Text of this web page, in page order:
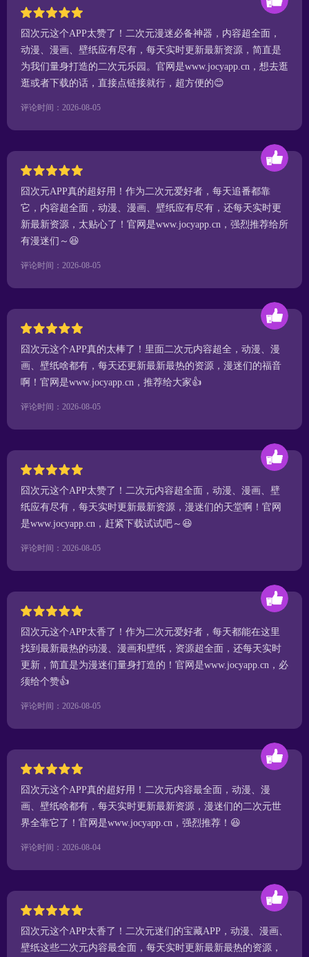
囧次元这个APP太赞了！二次元漫迷必备神器，内容超全面，
动漫、漫画、壁纸应有尽有，每天实时更新最新资源，简直是
为我们量身打造的二次元乐园。官网是www.jocyapp.cn，想去逛
逛或者下载的话，直接点链接就行，超方便的😊
评论时间：2026-08-05
囧次元APP真的超好用！作为二次元爱好者，每天追番都靠
它，内容超全面，动漫、漫画、壁纸应有尽有，还每天实时更
新最新资源，太贴心了！官网是www.jocyapp.cn，强烈推荐给所
有漫迷们～😆
评论时间：2026-08-05
囧次元这个APP真的太棒了！里面二次元内容超全，动漫、漫
画、壁纸啥都有，每天还更新最新最热的资源，漫迷们的福音
啊！官网是www.jocyapp.cn，推荐给大家👍
评论时间：2026-08-05
囧次元这个APP太赞了！二次元内容超全面，动漫、漫画、壁
纸应有尽有，每天实时更新最新资源，漫迷们的天堂啊！官网
是www.jocyapp.cn，赶紧下载试试吧～😆
评论时间：2026-08-05
囧次元这个APP太香了！作为二次元爱好者，每天都能在这里
找到最新最热的动漫、漫画和壁纸，资源超全面，还每天实时
更新，简直是为漫迷们量身打造的！官网是www.jocyapp.cn，必
须给个赞👍
评论时间：2026-08-05
囧次元这个APP真的超好用！二次元内容最全面，动漫、漫
画、壁纸啥都有，每天实时更新最新资源，漫迷们的二次元世
界全靠它了！官网是www.jocyapp.cn，强烈推荐！😆
评论时间：2026-08-04
囧次元这个APP太香了！二次元迷们的宝藏APP，动漫、漫画、
壁纸这些二次元内容最全面，每天实时更新最新最热的资源，